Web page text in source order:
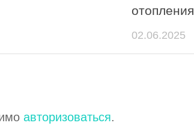
отопления
02.06.2025
авторизоваться.